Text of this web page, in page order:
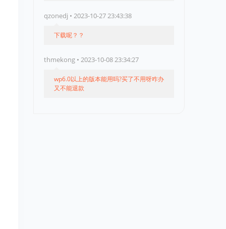
qzonedj • 2023-10-27 23:43:38
下载呢？？
thmekong • 2023-10-08 23:34:27
wp6.0以上的版本能用吗?买了不用呀咋办
又不能退款